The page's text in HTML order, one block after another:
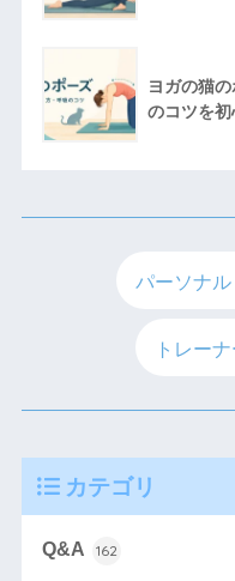
ヨガの猫
のコツを
パーソナ
トレー
カテゴリ
Q&A 162